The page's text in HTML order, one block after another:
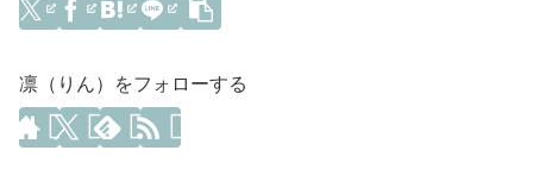
凛（りん）をフォローする